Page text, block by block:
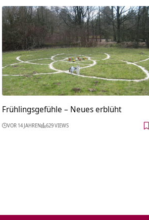
Frühlingsgefühle – Neues erblüht
VOR 14 JAHREN 629 VIEWS